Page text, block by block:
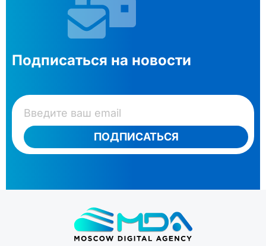
Подписаться на новости
ПОДПИСАТЬСЯ